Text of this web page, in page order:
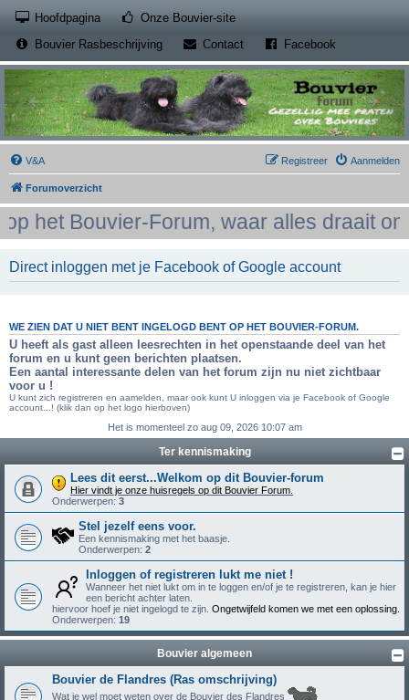
Hoofdpagina Onze Bouvier-site(Opens a new tab)
Bouvier Rasbeschrijving
Contact(Opens a new tab)
Facebook
V&A Aanmelden
Registreer
Forumoverzicht
het Bouvier-Forum, waar alles draait om
Direct inloggen met je Facebook of Google account
WE ZIEN DAT U NIET BENT INGELOGD BENT OP HET BOUVIER-FORUM.
U heeft als gast alleen leesrechten in het openstaande deel van het
forum en u kunt geen berichten plaatsen.
Een aantal interessante delen van het forum zijn nu niet zichtbaar
voor u !
U kunt zich registreren en aamelden, maar ook kunt U inloggen via je Facebook of Google
account...! (klik dan op het logo hierboven)
Het is momenteel zo aug 09, 2026 10:07 am
Ter kennismaking
Lees dit eerst...Welkom op dit Bouvier-forum
Hier vindt je onze huisregels op dit Bouvier Forum.
Onderwerpen: 3
Stel jezelf eens voor.
Een kennismaking met het baasje.
Onderwerpen: 2
Inloggen of registreren lukt me niet !
Wanneer het niet lukt om in te loggen en/of je te registreren, kan je hier
een bericht achter laten.
hiervoor hoef je niet ingelogd te zijn. Ongetwijfeld komen we met een oplossing.
Onderwerpen: 19
Bouvier algemeen
Bouvier de Flandres (Ras omschrijving)
Wat je wel moet weten over de Bouvier des Flandres